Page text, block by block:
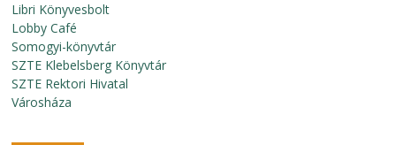
Libri Könyvesbolt
Lobby Café
Somogyi-könyvtár
SZTE Klebelsberg Könyvtár
SZTE Rektori Hivatal
Városháza